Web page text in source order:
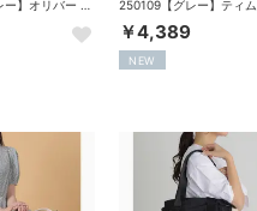
￥4,389
NEW